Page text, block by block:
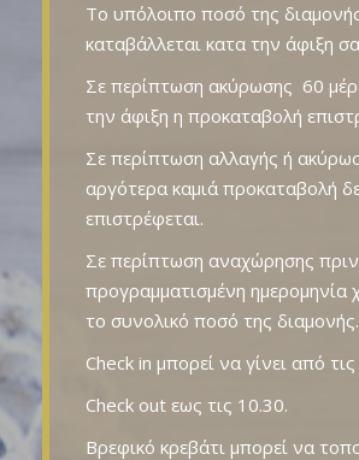
Το υπόλοιπο ποσό της
καταβάλλεται κατα την άφιξη
Σε περίπτωση ακύρωσης 60
την άφιξη η προκαταβολή
Σε περίπτωση αλλαγής ή
αργότερα καμιά προκαταβολή
επιστρέφεται.
Σε περίπτωση αναχώρησης
προγραμματισμένη ημερομηνία
το συνολικό ποσό της διαμονής.
Check in μπορεί να γίνει από
Check out εως τις 10.30.
Βρεφικό κρεβάτι μπορεί να